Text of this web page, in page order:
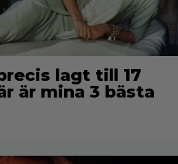
lagt till 17
är mina 3 bästa